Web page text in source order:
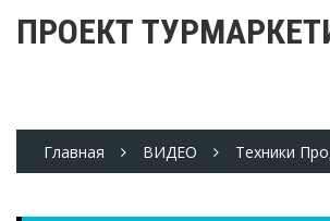
ПРОЕКТ
Главная ВИДЕО Техники